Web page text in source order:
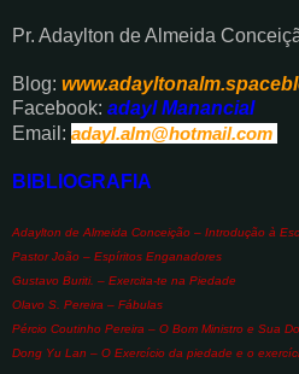
Pr. Adaylton de Almeida
Blog:
Facebook: adayl Manancial
Email: adayl.alm@hotmail.com
BIBLIOGRAFIA
Adaylton de Almeida Conceição – Introdução à
Pastor João – Espíritos Enganadores
Gustavo Buriti. – Exercita-te na Piedade
Olavo S. Pereira – Fábulas
Pércio Coutinho Pereira – O Bom Ministro e Sua
Dong Yu Lan – O Exercício da piedade e o